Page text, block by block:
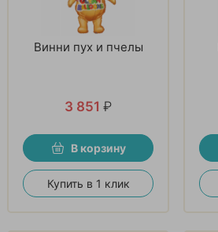
Винни пух и пчелы
3 851 ₽
В корзину
Купить в 1 клик